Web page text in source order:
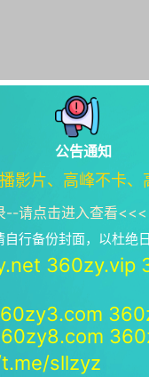
公告通知
影片、高峰不卡
--请点击进入查看<<<
行备份封面，以杜绝
360zy.vip
sllzyz